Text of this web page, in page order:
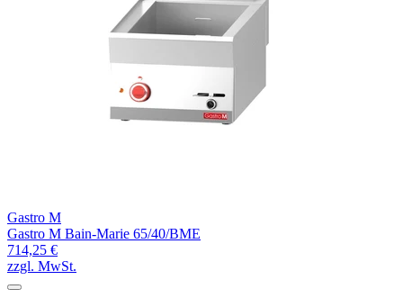
Gastro M
Gastro M Bain-Marie 65/40/BME
714,25 €
zzgl. MwSt.